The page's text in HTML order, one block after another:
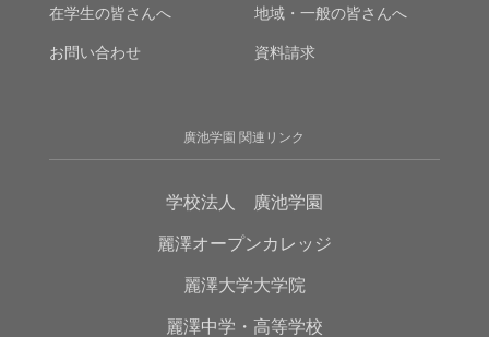
在学生の皆さんへ 地域・一般の皆さんへ
お問い合わせ 資料請求
廣池学園 関連リンク
学校法人 廣池学園
麗澤オープンカレッジ
麗澤大学大学院
麗澤中学・高等学校